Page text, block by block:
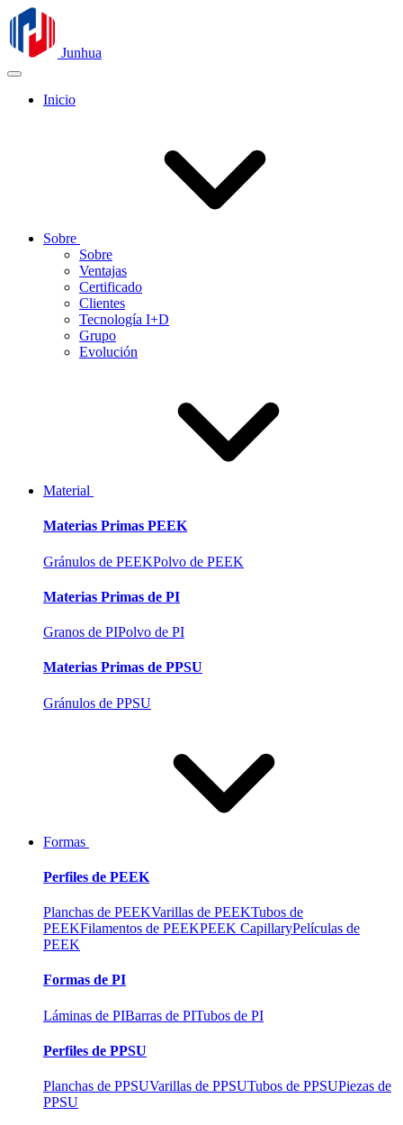
Junhua
Inicio
Sobre
Sobre
Ventajas
Certificado
Clientes
Tecnología I+D
Grupo
Evolución
Material
Materias Primas PEEK
Gránulos de PEEKPolvo de PEEK
Materias Primas de PI
Granos de PIPolvo de PI
Materias Primas de PPSU
Gránulos de PPSU
Formas
Perfiles de PEEK
Planchas de PEEKVarillas de PEEKTubos de
PEEKFilamentos de PEEKPEEK CapillaryPelículas de
PEEK
Formas de PI
Láminas de PIBarras de PITubos de PI
Perfiles de PPSU
Planchas de PPSUVarillas de PPSUTubos de PPSUPiezas de
PPSU